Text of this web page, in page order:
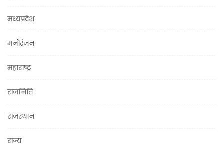
मध्यप्रदेश
मनोरंजन
महाराष्ट्र
राजनिति
राजस्थान
राज्य